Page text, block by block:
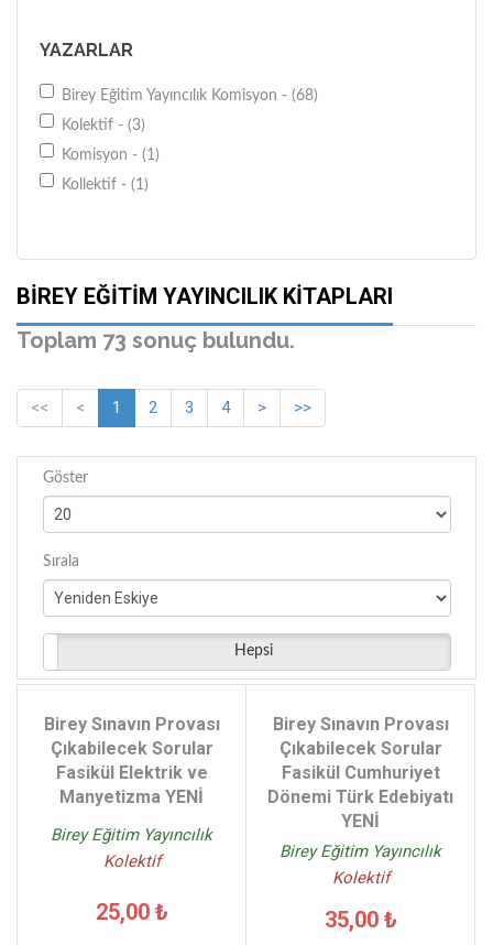
YAZARLAR
Birey Eğitim Yayıncılık Komisyon - (68)
Kolektif - (3)
Komisyon - (1)
Kollektif - (1)
BIREY EĞITIM YAYINCILIK KITAPLARI
Toplam 73 sonuç bulundu.
<< < 1 2 3 4 > >>
Göster
Sırala
Hepsi
Birey Sınavın Provası
Çıkabilecek Sorular
Fasikül Elektrik ve
Manyetizma YENİ
Birey Eğitim Yayıncılık
Kolektif
25,00 ₺
Birey Sınavın Provası
Çıkabilecek Sorular
Fasikül Cumhuriyet
Dönemi Türk Edebiyatı
YENİ
Birey Eğitim Yayıncılık
Kolektif
35,00 ₺